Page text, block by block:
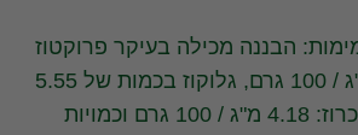
הבננה מכילה בעיקר פרוקטוז
בכמות של 6.09 מ"ג / 100 גרם, גלוקוז בכמות של 5.55
מ"ג / 100 גרם, סוכרוז: 4.18 מ"ג / 100 גרם וכמויות